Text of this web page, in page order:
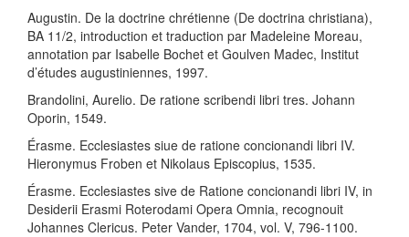
Augustin. De la doctrine chrétienne (De doctrina christiana),
BA 11/2, introduction et traduction par Madeleine Moreau,
annotation par Isabelle Bochet et Goulven Madec, Institut
d’études augustiniennes, 1997.
Brandolini, Aurelio. De ratione scribendi libri tres. Johann
Oporin, 1549.
Érasme. Ecclesiastes siue de ratione concionandi libri IV.
Hieronymus Froben et Nikolaus Episcopius, 1535.
Érasme. Ecclesiastes sive de Ratione concionandi libri IV, in
Desiderii Erasmi Roterodami Opera Omnia, recognouit
Johannes Clericus. Peter Vander, 1704, vol. V, 796-1100.